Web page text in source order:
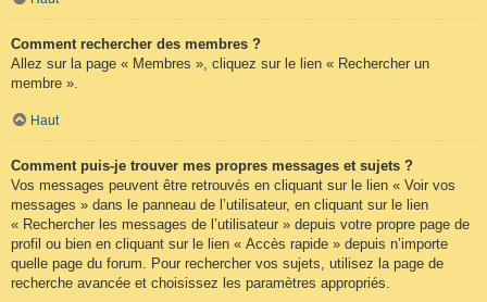
Comment rechercher des membres ?
Allez sur la page « Membres », cliquez sur le lien « Rechercher un
membre ».
Haut
Comment puis-je trouver mes propres messages et sujets ?
Vos messages peuvent être retrouvés en cliquant sur le lien « Voir vos
messages » dans le panneau de l’utilisateur, en cliquant sur le lien
« Rechercher les messages de l’utilisateur » depuis votre propre page de
profil ou bien en cliquant sur le lien « Accès rapide » depuis n’importe
quelle page du forum. Pour rechercher vos sujets, utilisez la page de
recherche avancée et choisissez les paramètres appropriés.